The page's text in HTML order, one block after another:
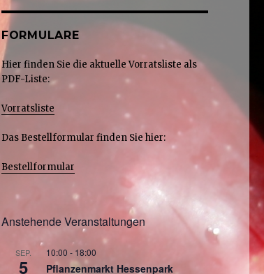
FORMULARE
Hier finden Sie die aktuelle Vorratsliste als
PDF-Liste:
Vorratsliste
Das Bestellformular finden Sie hier:
Bestellformular
Anstehende Veranstaltungen
SEP.
5
10:00 - 18:00
Pflanzenmarkt Hessenpark